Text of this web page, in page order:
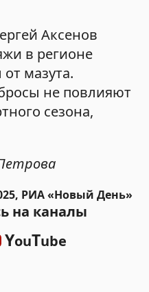
Аксенов
в регионе
мазута.
не повлияют
сезона,
РИА «Новый День»
на каналы
YouTube